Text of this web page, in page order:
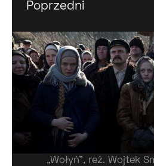
Poprzedni
„Wołyń”, reż. Wojtek